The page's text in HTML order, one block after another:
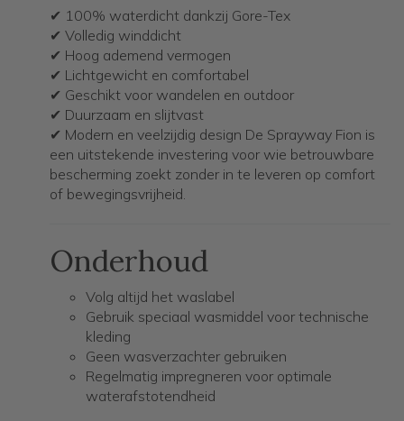
✔ 100% waterdicht dankzij Gore-Tex
✔ Volledig winddicht
✔ Hoog ademend vermogen
✔ Lichtgewicht en comfortabel
✔ Geschikt voor wandelen en outdoor
✔ Duurzaam en slijtvast
✔ Modern en veelzijdig design De Sprayway Fion is
een uitstekende investering voor wie betrouwbare
bescherming zoekt zonder in te leveren op comfort
of bewegingsvrijheid.
Onderhoud
Volg altijd het waslabel
Gebruik speciaal wasmiddel voor technische
kleding
Geen wasverzachter gebruiken
Regelmatig impregneren voor optimale
waterafstotendheid